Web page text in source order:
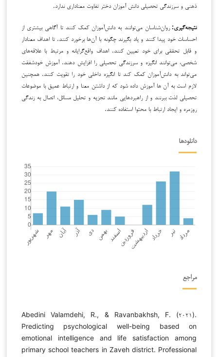
ذهنی و سرزندگی تحصیلی دانش آموزان دختر تفاوت معناداری ندارد.
نتیجه‌گیری:روان‌شناسان می‌توانند به دانش‌آموزان کمک کنند تا آگاهی بیشتری از
احساسات خود پیدا کنند و یاد بگیرند چگونه با آن‌ها برخورد کنند. تا اهداف معنادار
و قابل تحققی برای خود تعیین کنند. اهداف واقع‌گرایانه و مرتبط با علاقه‌های
شخصی، می‌توانند انگیزه و سرزندگی تحصیلی را افزایش دهند. آموزش خودشفقت
می‌تواند به دانش‌آموزان کمک کند تا انگیزه داخلی خود را تقویت کنند. همچنین
لازم است به آن ها آموزش داده شود که از داشتن معنا و ارتباط عمیق با موضوعات
تحصیلی لذت ببرنند و از راهبردهایی مانند تجزیه و تحلیل مسائل، اتصال به زندگی
روزمره و ایجاد ارتباط با محتوا استفاده کنند.
دانلودها
مراجع
Abedini Valamdehi, R., & Ravanbakhsh, F. (۲۰۲۱).
Predicting psychological well-being based on
emotional intelligence and life satisfaction among
primary school teachers in Zaveh district. Professional